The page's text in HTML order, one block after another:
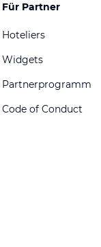
Für Partner
Hoteliers
Widgets
Partnerprogramm
Code of Conduct